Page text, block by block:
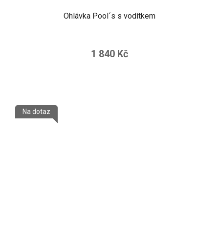
Ohlávka Pool´s s vodítkem
1 840 Kč
Na dotaz